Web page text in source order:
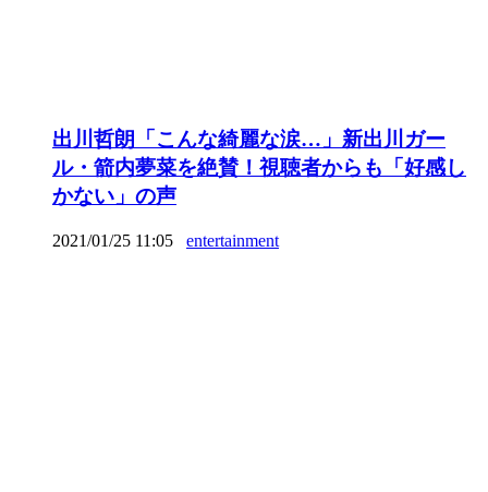
出川哲朗「こんな綺麗な涙…」新出川ガー
ル・箭内夢菜を絶賛！視聴者からも「好感し
かない」の声
2021/01/25 11:05 entertainment